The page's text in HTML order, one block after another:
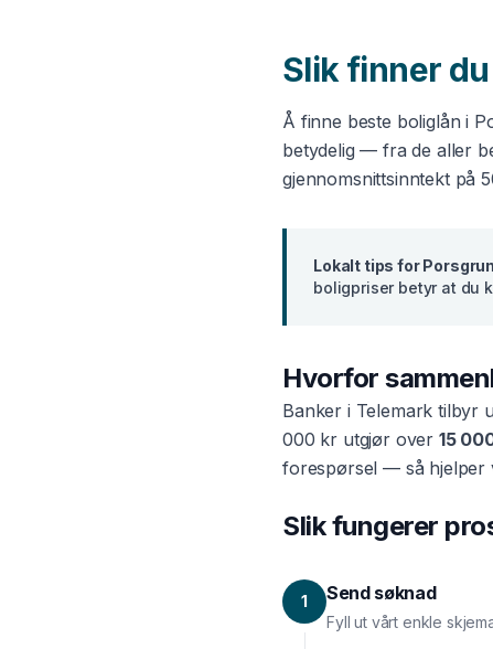
Slik finner
Å finne beste boliglån i
betydelig — fra de aller
gjennomsnittsinntekt på
Lokalt tips for
boligpriser betyr at du
Hvorfor
Banker i Telemark tilbyr
000 kr utgjør over 15
forespørsel — så hjelper
Slik fungerer
1 Send søknad
Fyll ut vårt enkle